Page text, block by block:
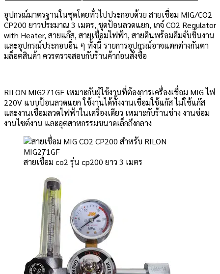
อุปกรณ์มาตรฐานในชุดโดยทั่วไปประกอบด้วย สายเชื่อม MIG/CO2
CP200 ยาวประมาณ 3 เมตร, ชุดป้อนลวดแยก, เกจ์ CO2 Regulator
with Heater, สายแก๊ส, สายเชื่อมไฟฟ้า, สายดินพร้อมคีมจับชิ้นงาน
และอุปกรณ์ประกอบอื่น ๆ ทั้งนี้ รายการอุปกรณ์อาจแตกต่างกันตา
มล็อตสินค้า ควรตรวจสอบกับร้านค้าก่อนสั่งซื้อ
RILON MIG271GF เหมาะกับผู้ใช้งานที่ต้องการเครื่องเชื่อม MIG ไฟ
220V แบบป้อนลวดแยก ใช้งานได้ทั้งงานเชื่อมใช้แก๊ส ไม่ใช้แก๊ส
และงานเชื่อมลวดไฟฟ้าในเครื่องเดียว เหมาะกับร้านช่าง งานซ่อม
งานไซต์งาน และอุตสาหกรรมขนาดเล็กถึงกลาง
สายเชื่อม co2 รุ่น cp200 ยาว 3 เมตร